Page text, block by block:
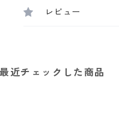
レビュー
最近チェックした商品